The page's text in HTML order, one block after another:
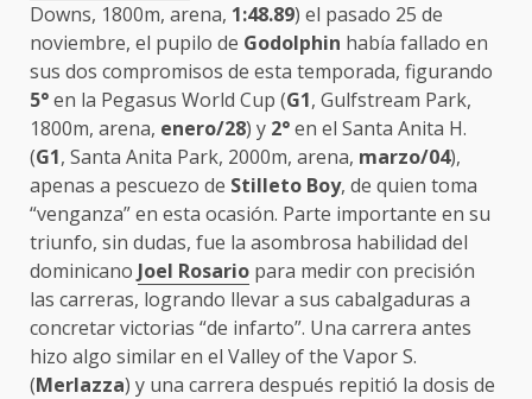
Downs, 1800m, arena, 1:48.89) el pasado 25 de
noviembre, el pupilo de Godolphin había fallado en
sus dos compromisos de esta temporada, figurando
5°en la Pegasus World Cup (G1, Gulfstream Park,
1800m, arena, enero/28) y 2°en el Santa Anita H.
(G1, Santa Anita Park, 2000m, arena, marzo/04),
apenas a pescuezo de Stilleto Boy, de quien toma
“venganza” en esta ocasión. Parte importante en su
triunfo, sin dudas, fue la asombrosa habilidad del
dominicano Joel Rosario para medir con precisión
las carreras, logrando llevar a sus cabalgaduras a
concretar victorias “de infarto”. Una carrera antes
hizo algo similar en el Valley of the Vapor S.
(Merlazza) y una carrera después repitió la dosis de